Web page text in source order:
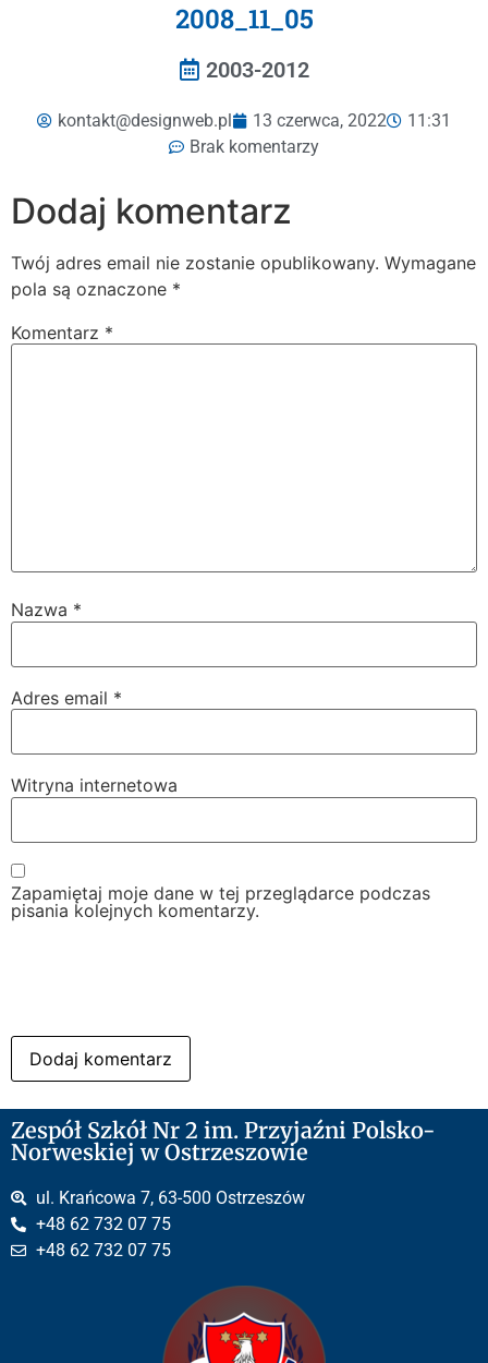
2008_11_05
2003-2012
kontakt@designweb.pl 13 czerwca, 2022
11:31
Brak komentarzy
Dodaj komentarz
Twój adres email nie zostanie opublikowany. Wymagane
pola są oznaczone *
Komentarz *
Nazwa *
Adres email *
Witryna internetowa
Zapamiętaj moje dane w tej przeglądarce podczas
pisania kolejnych komentarzy.
Zespół Szkół Nr 2 im. Przyjaźni Polsko-
Norweskiej w Ostrzeszowie
ul. Krańcowa 7, 63-500 Ostrzeszów
+48 62 732 07 75
+48 62 732 07 75